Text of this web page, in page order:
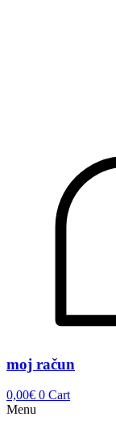
moj račun
0,00€ 0 Cart
Menu